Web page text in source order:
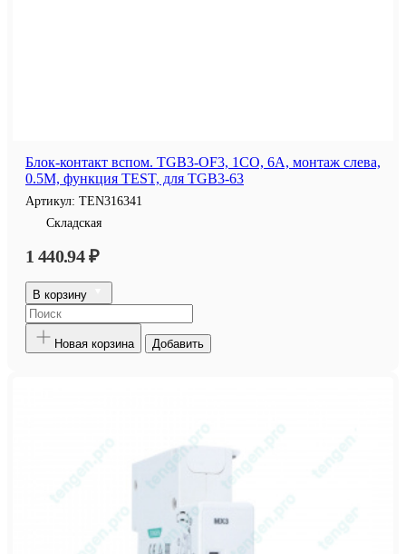
Блок-контакт вспом. TGB3-OF3, 1CO, 6A, монтаж слева,
0.5M, функция TEST, для TGB3-63
Артикул: TEN316341
Складская
1 440.94 ₽
В корзину
Новая корзина Добавить